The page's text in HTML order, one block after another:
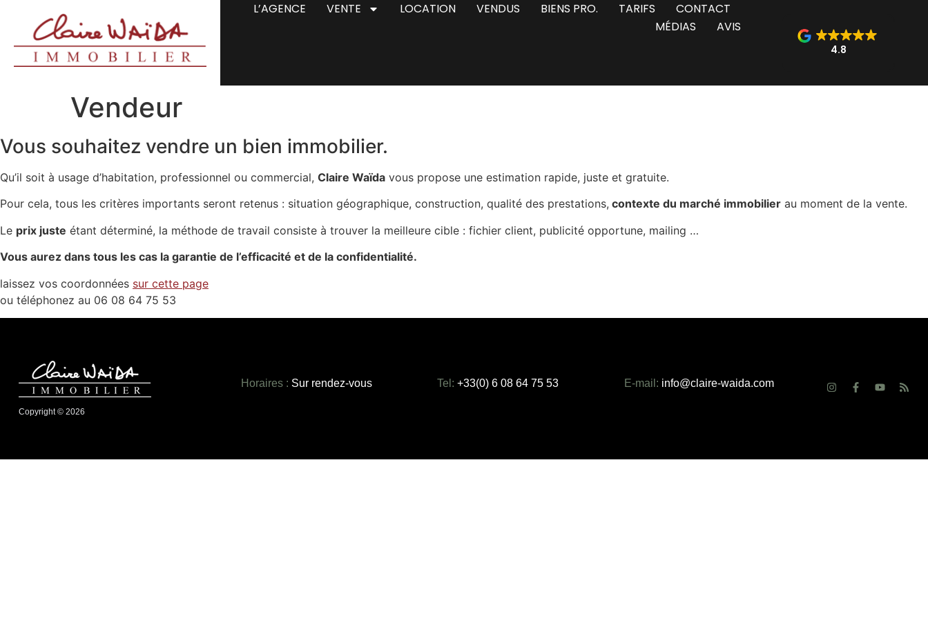
L’AGENCE VENTE LOCATION VENDUS BIENS PRO. TARIFS
CONTACT
MÉDIAS
AVIS
4.8
Vendeur
Vous souhaitez vendre un bien immobilier.
Qu’il soit à usage d’habitation, professionnel ou commercial, Claire Waïda vous propose une estimation rapide, juste et gratuite.
Pour cela, tous les critères importants seront retenus : situation géographique, construction, qualité des prestations, contexte du marché immobilier au moment de la vente.
Le prix juste étant déterminé, la méthode de travail consiste à trouver la meilleure cible : fichier client, publicité opportune, mailing …
Vous aurez dans tous les cas la garantie de l’efficacité et de la confidentialité.
laissez vos coordonnées sur cette page
ou téléphonez au 06 08 64 75 53
Copyright © 2026
Horaires : Sur rendez-vous Tel:+33(0) 6 08 64 75 53 E-mail: info@claire-waida.com